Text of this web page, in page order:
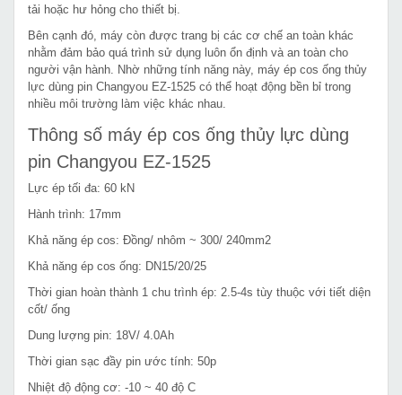
tải hoặc hư hỏng cho thiết bị.
Bên cạnh đó, máy còn được trang bị các cơ chế an toàn khác
nhằm đảm bảo quá trình sử dụng luôn ổn định và an toàn cho
người vận hành. Nhờ những tính năng này, máy ép cos ống thủy
lực dùng pin Changyou EZ-1525 có thể hoạt động bền bỉ trong
nhiều môi trường làm việc khác nhau.
Thông số máy ép cos ống thủy lực dùng
pin Changyou EZ-1525
Lực ép tối đa: 60 kN
Hành trình: 17mm
Khả năng ép cos: Đồng/ nhôm ~ 300/ 240mm2
Khả năng ép cos ống: DN15/20/25
Thời gian hoàn thành 1 chu trình ép: 2.5-4s tùy thuộc với tiết diện
cốt/ ống
Dung lượng pin: 18V/ 4.0Ah
Thời gian sạc đầy pin ước tính: 50p
Nhiệt độ động cơ: -10 ~ 40 độ C